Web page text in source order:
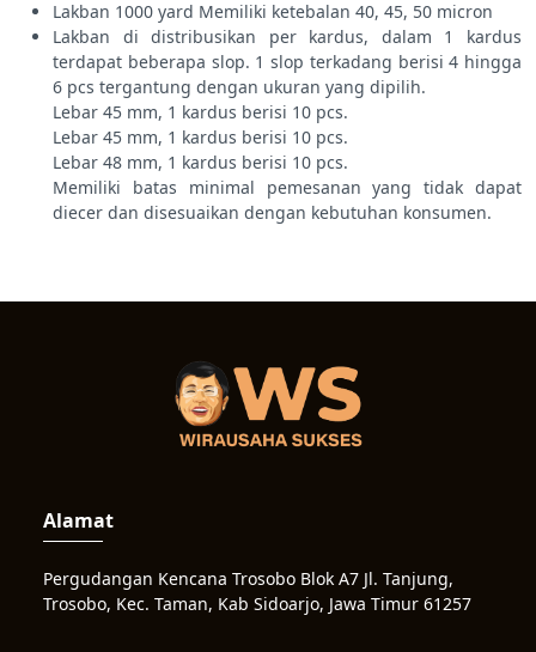
Lakban 1000 yard Memiliki ketebalan 40, 45, 50 micron
Lakban di distribusikan per kardus, dalam 1 kardus
terdapat beberapa slop. 1 slop terkadang berisi 4 hingga
6 pcs tergantung dengan ukuran yang dipilih.
Lebar 45 mm, 1 kardus berisi 10 pcs.
Lebar 45 mm, 1 kardus berisi 10 pcs.
Lebar 48 mm, 1 kardus berisi 10 pcs.
Memiliki batas minimal pemesanan yang tidak dapat
diecer dan disesuaikan dengan kebutuhan konsumen.
Alamat
Pergudangan Kencana Trosobo Blok A7 Jl. Tanjung,
Trosobo, Kec. Taman, Kab Sidoarjo, Jawa Timur 61257